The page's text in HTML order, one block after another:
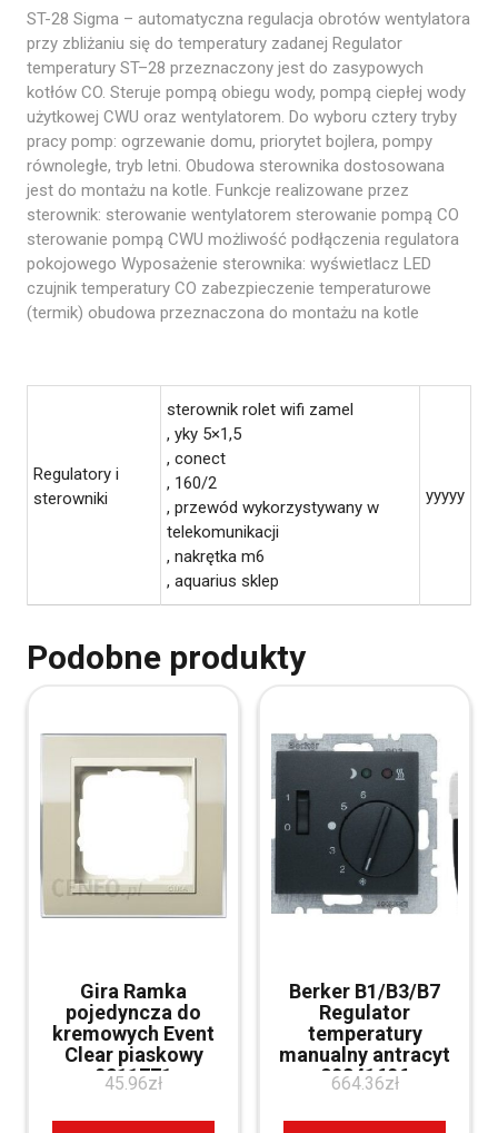
ST-28 Sigma – automatyczna regulacja obrotów wentylatora
przy zbliżaniu się do temperatury zadanej Regulator
temperatury ST–28 przeznaczony jest do zasypowych
kotłów CO. Steruje pompą obiegu wody, pompą ciepłej wody
użytkowej CWU oraz wentylatorem. Do wyboru cztery tryby
pracy pomp: ogrzewanie domu, priorytet bojlera, pompy
równoległe, tryb letni. Obudowa sterownika dostosowana
jest do montażu na kotle. Funkcje realizowane przez
sterownik: sterowanie wentylatorem sterowanie pompą CO
sterowanie pompą CWU możliwość podłączenia regulatora
pokojowego Wyposażenie sterownika: wyświetlacz LED
czujnik temperatury CO zabezpieczenie temperaturowe
(termik) obudowa przeznaczona do montażu na kotle
Regulatory i
sterowniki
sterownik rolet wifi zamel
, yky 5×1,5
, conect
, 160/2
, przewód wykorzystywany w
telekomunikacji
, nakrętka m6
, aquarius sklep
yyyyy
Podobne produkty
Gira Ramka
pojedyncza do
kremowych Event
Clear piaskowy
0211771
45.96zł
Berker B1/B3/B7
Regulator
temperatury
manualny antracyt
20341606
664.36zł